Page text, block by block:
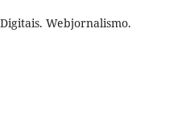
Webjornalismo.